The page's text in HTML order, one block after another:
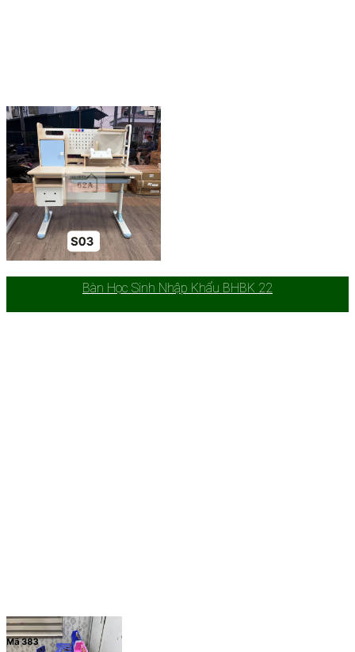
Bàn Học Sinh Nhập Khẩu BHBK 22